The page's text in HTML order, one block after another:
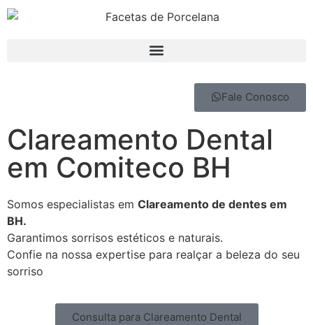
Fale Conosco
Clareamento Dental
em Comiteco BH
Somos especialistas em Clareamento de dentes em
BH.
Garantimos sorrisos estéticos e naturais.
Confie na nossa expertise para realçar a beleza do seu
sorriso
Consulta para Clareamento Dental